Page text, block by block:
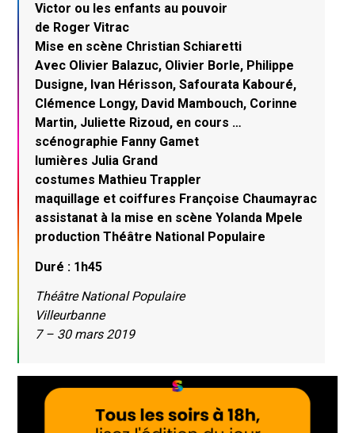
Victor ou les enfants au pouvoir
de Roger Vitrac
Mise en scène Christian Schiaretti
Avec Olivier Balazuc, Olivier Borle, Philippe
Dusigne, Ivan Hérisson, Safourata Kabouré,
Clémence Longy, David Mambouch, Corinne
Martin, Juliette Rizoud, en cours …
scénographie Fanny Gamet
lumières Julia Grand
costumes Mathieu Trappler
maquillage et coiffures Françoise Chaumayrac
assistanat à la mise en scène Yolanda Mpele
production Théâtre National Populaire
Duré : 1h45
Théâtre National Populaire
Villeurbanne
7 – 30 mars 2019